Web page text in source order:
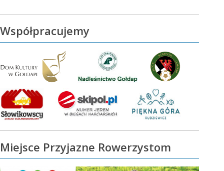
Współpracujemy
Miejsce Przyjazne Rowerzystom